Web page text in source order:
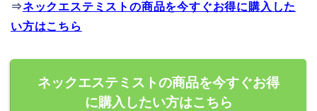
⇒ネックエステミストの商品を今すぐお得に購入した
い方はこちら
ネックエステミストの商品を今すぐお得
に購入したい方はこちら